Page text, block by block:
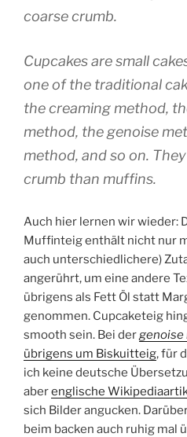
coarse crumb.
Cupcakes are small
one of the traditional
the creaming method,
method, the genoise
method, and so on.
crumb than muffins.
Auch hier lernen wir wieder:
Muffinteig enthält nicht nur
auch unterschiedlichere)
angerührt, um eine andere
übrigens als Fett Öl statt
genommen. Cupcaketeig
smooth sein. Bei der
übrigens um Biskuitteig, für
ich keine deutsche
aberenglische
sich Bilder angucken.
beim backen auch ruhig mal